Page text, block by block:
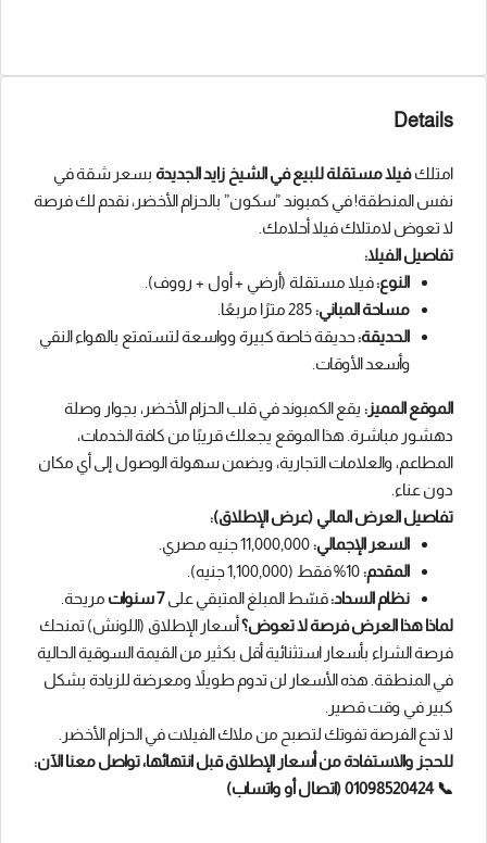
Details
امتلكفيلا مستقلة للبيع في الشيخ زايد الجديدة بسعر شقة في
نفس المنطقة! في كمبوند ”سكون” بالحزام الأخضر، نقدم لك فرصة
لا تعوض لامتلاك فيلا أحلامك.
تفاصيل الفيلا:
النوع:فيلا مستقلة (أرضي + أول + رووف).
مساحة المباني:
الحديقة:حديقة خاصة كبيرة وواسعة لتستمتع بالهواء النقي
وأسعد الأوقات.
الموقع المميز: يقع الكمبوند في قلب الحزام الأخضر، بجوار وصلة
دهشور مباشرة. هذا الموقع يجعلك قريبًا من كافة الخدمات،
المطاعم، والعلامات التجارية، ويضمن سهولة الوصول إلى أي مكان
دون عناء.
تفاصيل العرض المالي (عرض الإطلاق):
السعر الإجمالي:
المقدم:
نظام السداد:قسّط المبلغ المتبقي على7 سنوات
مريحة.
لماذا هذا العرض فرصة لا تعوض؟أسعار الإطلاق (اللونش) تمنحك
فرصة الشراء بأسعار استثنائية أقل بكثير من القيمة السوقية الحالية
في المنطقة. هذه الأسعار لن تدوم طويلاً ومعرضة للزيادة بشكل
كبير في وقت قصير.
لا تدع الفرصة تفوتك لتصبح من ملاك الفيلات في الحزام الأخضر.
للحجز والاستفادة من أسعار الإطلاق قبل انتهائها، تواصل معنا الآن:
📞 01098520424 (اتصال أو واتساب)